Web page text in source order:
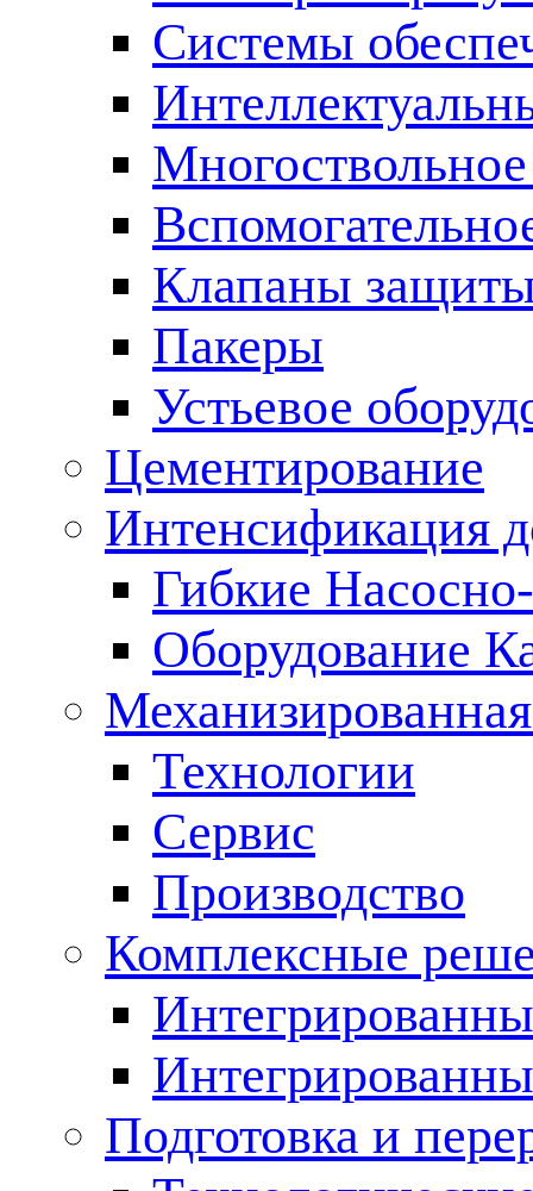
Cистемы
Клапаны
Пакеры
Устьевое
Цементирование
Интенсификация
Гибкие
Оборудование
Технологии
Сервис
Производство
Комплексные
Подготовка и